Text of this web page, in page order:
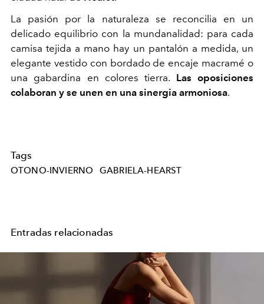
La pasión por la naturaleza se reconcilia en un
delicado equilibrio con la mundanalidad: para cada
camisa tejida a mano hay un pantalón a medida, un
elegante vestido con bordado de encaje macramé o
una gabardina en colores tierra. Las oposiciones
colaboran y se unen en una sinergia armoniosa.
Tags
OTONO-INVIERNO GABRIELA-HEARST
Entradas relacionadas